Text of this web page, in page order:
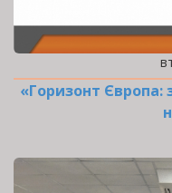
«Горизонт Європа: